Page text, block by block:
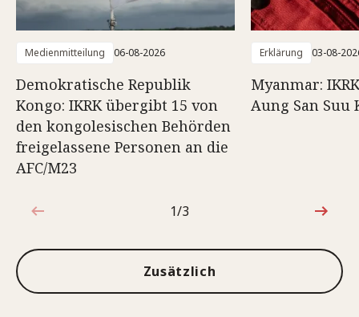
Medienmitteilung 06-08-2026
Demokratische Republik
Kongo: IKRK übergibt 15 von
den kongolesischen Behörden
freigelassene Personen an die
AFC/M23
Erklärung 03-08-
Myanmar:
Aung San Suu
1von3
1/3
Zusätzlich